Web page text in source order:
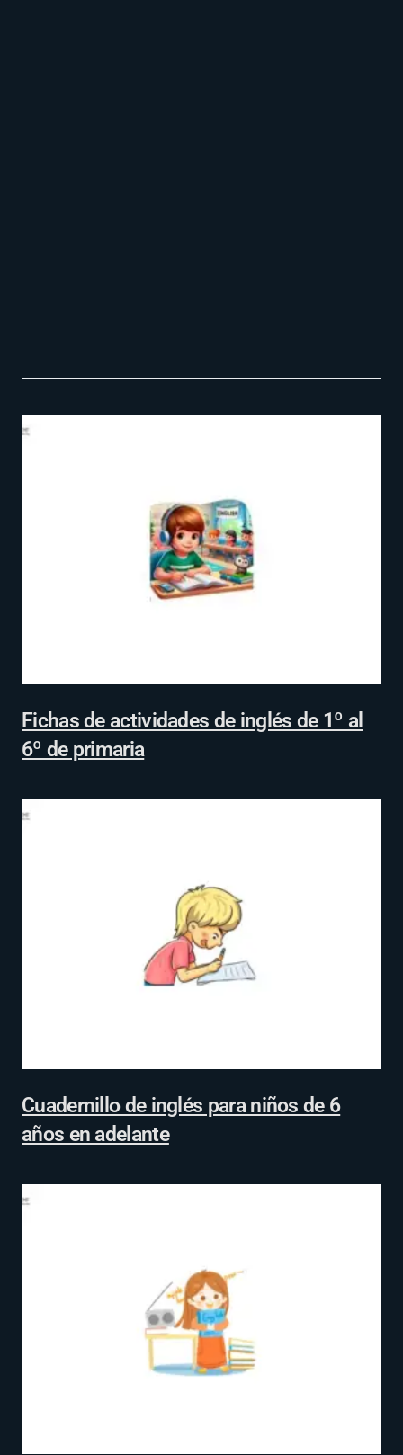
Fichas de actividades de inglés de 1º al
6º de primaria
Cuadernillo de inglés para niños de 6
años en adelante